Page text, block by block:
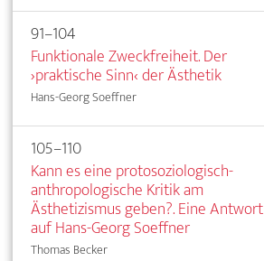
91–104
Funktionale Zweckfreiheit. Der
›praktische Sinn‹ der Ästhetik
Hans-Georg Soeffner
105–110
Kann es eine protosoziologisch-
anthropologische Kritik am
Ästhetizismus geben?. Eine Antwort
auf Hans-Georg Soeffner
Thomas Becker